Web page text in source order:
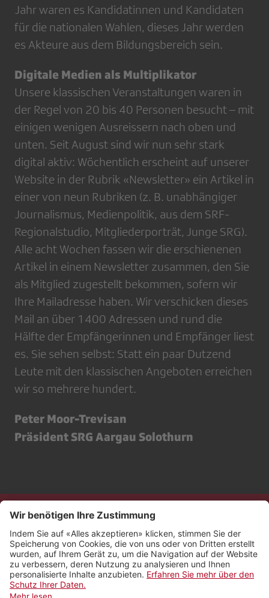
Jahr waren es Kandidatinnen und Kandidaten
für die nationalen Wahlen, dieses Jahr werden
es Akteure aus dem Bildungsbereich sein.
Digitale Medien als Multiplikator
Unsere klassischen Veranstaltungen waren in
der Regel von 20 bis 40 Personen besucht – mit
einigen wenigen Ausreissern nach oben und
unten. Seit August sind wir nun sehr stark
digital aktiv: Wöchentlich erscheint auf unserer
Website in der Rubrik «Newsletter» ein Artikel in
einer von neun Rubriken (z. B. unabhängiger
Journalismus, Medienpolitik, aus dem SRF-
Regionalstudio, Mitgliederporträt, Junge SRG).
Alle acht Wochen fassen wir die erschienenen
Artikel in einem Newsletter zusammen, den Sie
als Mitglied zugestellt bekommen, sofern wir
Ihre Mailadresse haben. Wir verschicken dieses
Mail an über 1400 Adressen und rund die
Hälfte der Empfängerinnen und Empfänger liest
es. Sie sehen selbst: Statt ein paar Dutzend
Leute mit den klassischen Angeboten erreichen
wir so mehrere hundert.
Peter Moor-Trevisan
Präsident SRG Aargau Solothurn
Kontakt
Impressum
Rechtliches
Netiquette